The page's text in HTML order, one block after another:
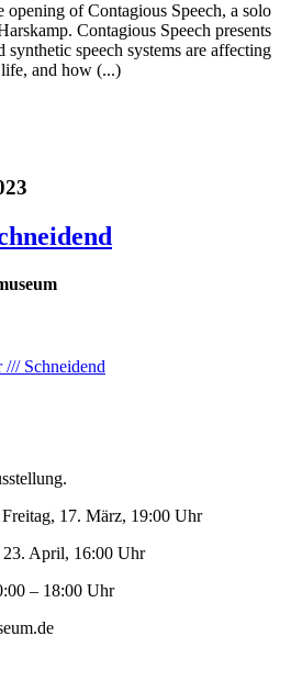
of Contagious Speech, a solo
Contagious Speech presents
speech systems are affecting
and how (...)
17. März, 19:00 Uhr
23. April, 16:00 Uhr
– 18:00 Uhr